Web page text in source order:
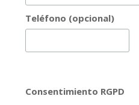
Teléfono (opcional)
Consentimiento RGPD